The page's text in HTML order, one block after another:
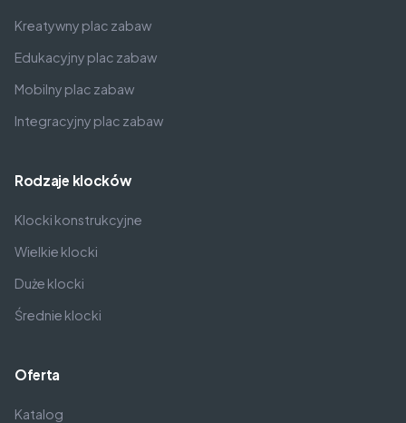
Kreatywny plac zabaw
Edukacyjny plac zabaw
Mobilny plac zabaw
Integracyjny plac zabaw
Rodzaje klocków
Klocki konstrukcyjne
Wielkie klocki
Duże klocki
Średnie klocki
Oferta
Katalog